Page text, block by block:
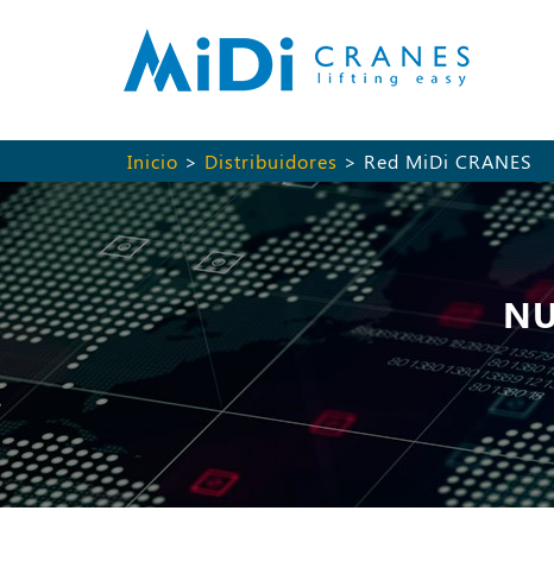
Inicio > Distribuidores > Red MiDi CRANES